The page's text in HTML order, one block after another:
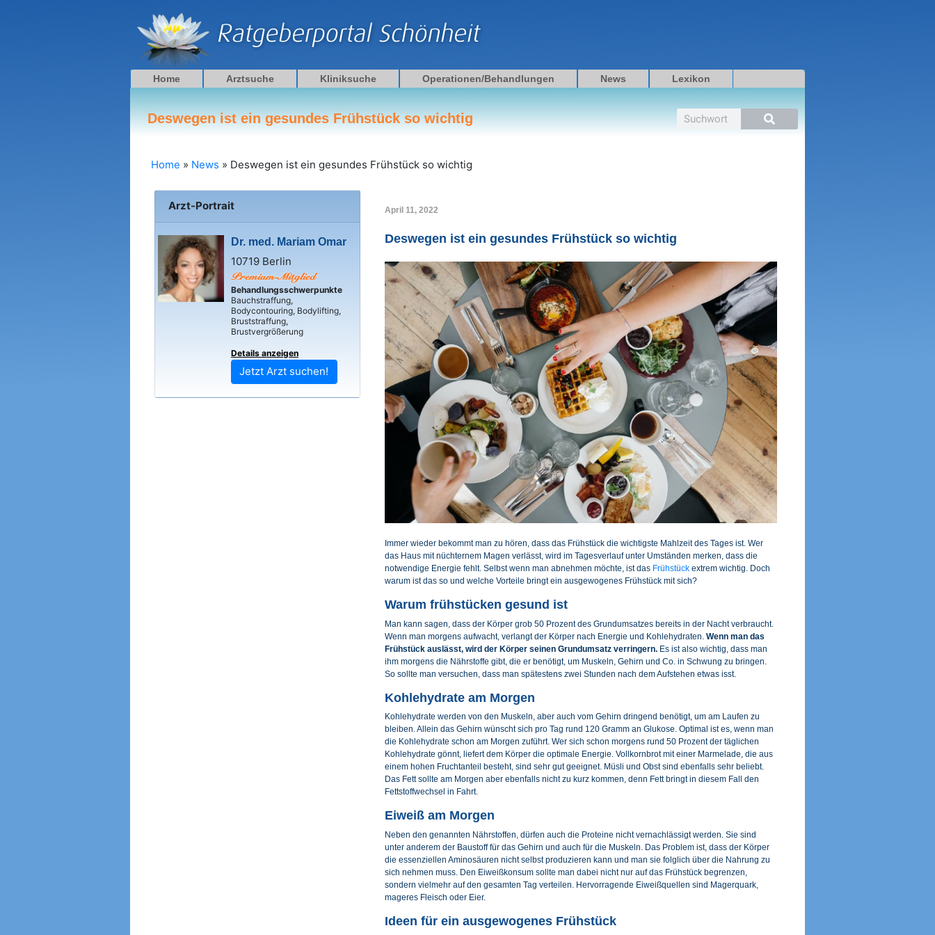
Home Arztsuche Kliniksuche Operationen/Behandlungen News Lexikon
Deswegen ist ein gesundes Frühstück so wichtig Suche
Home » News » Deswegen ist ein gesundes Frühstück so wichtig
Arzt-Portrait
Dr. med. Mariam Omar
10719 Berlin
Behandlungsschwerpunkte
Bauchstraffung,
Bodycontouring, Bodylifting,
Bruststraffung,
Brustvergrößerung
Details anzeigen
Jetzt Arzt suchen!
April 11, 2022
Deswegen ist ein gesundes Frühstück so wichtig
Immer wieder bekommt man zu hören, dass das Frühstück die wichtigste Mahlzeit des Tages ist. Wer
das Haus mit nüchternem Magen verlässt, wird im Tagesverlauf unter Umständen merken, dass die
notwendige Energie fehlt. Selbst wenn man abnehmen möchte, ist das Frühstückextrem wichtig. Doch
warum ist das so und welche Vorteile bringt ein ausgewogenes Frühstück mit sich?
Warum frühstücken gesund ist
Man kann sagen, dass der Körper grob 50 Prozent des Grundumsatzes bereits in der Nacht verbraucht.
Wenn man morgens aufwacht, verlangt der Körper nach Energie und Kohlehydraten. Wenn man das
Frühstück auslässt, wird der Körper seinen Grundumsatz verringern.Es ist also wichtig, dass man
ihm morgens die Nährstoffe gibt, die er benötigt, um Muskeln, Gehirn und Co. in Schwung zu bringen.
So sollte man versuchen, dass man spätestens zwei Stunden nach dem Aufstehen etwas isst.
Kohlehydrate am Morgen
Kohlehydrate werden von den Muskeln, aber auch vom Gehirn dringend benötigt, um am Laufen zu
bleiben. Allein das Gehirn wünscht sich pro Tag rund 120 Gramm an Glukose. Optimal ist es, wenn man
die Kohlehydrate schon am Morgen zuführt. Wer sich schon morgens rund 50 Prozent der täglichen
Kohlehydrate gönnt, liefert dem Körper die optimale Energie. Vollkornbrot mit einer Marmelade, die aus
einem hohen Fruchtanteil besteht, sind sehr gut geeignet. Müsli und Obst sind ebenfalls sehr beliebt.
Das Fett sollte am Morgen aber ebenfalls nicht zu kurz kommen, denn Fett bringt in diesem Fall den
Fettstoffwechsel in Fahrt.
Eiweiß am Morgen
Neben den genannten Nährstoffen, dürfen auch die Proteine nicht vernachlässigt werden. Sie sind
unter anderem der Baustoff für das Gehirn und auch für die Muskeln. Das Problem ist, dass der Körper
die essenziellen Aminosäuren nicht selbst produzieren kann und man sie folglich über die Nahrung zu
sich nehmen muss. Den Eiweißkonsum sollte man dabei nicht nur auf das Frühstück begrenzen,
sondern vielmehr auf den gesamten Tag verteilen. Hervorragende Eiweißquellen sind Magerquark,
mageres Fleisch oder Eier.
Ideen für ein ausgewogenes Frühstück